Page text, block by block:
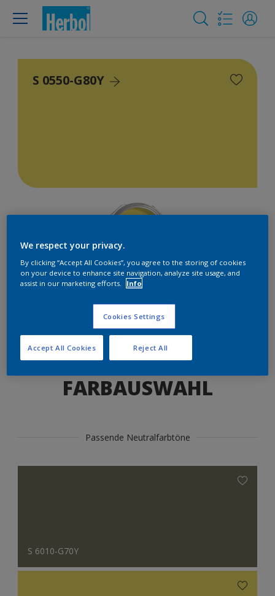
S 0550-G80Y
Produkte in diesem Farbton finden
LOS GEHTS
FARBAUSWAHL
Passende Neutralfarbtöne
S 6010-G70Y
We respect your privacy.
By clicking “Accept All Cookies”, you agree to the storing of cookies
on your device to enhance site navigation, analyze site usage, and
assist in our marketing efforts.
Info
Cookies Settings
Reject All
Accept All Cookies